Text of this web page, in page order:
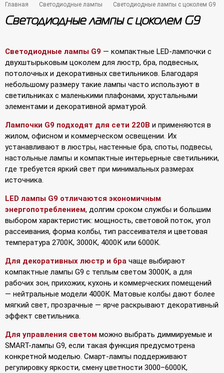
Главная Светодиодные лампы Светодиодные лампы с цоколем G9
Светодиодные лампы с цоколем G9
Светодиодные лампы G9 — компактные LED-лампочки с
двухштырьковым цоколем для люстр, бра, подвесных,
потолочных и декоративных светильников. Благодаря
небольшому размеру такие лампы часто используют в
светильниках с маленькими плафонами, хрустальными
элементами и декоративной арматурой.
Лампочки G9 подходят для сети 220В и применяются в
жилом, офисном и коммерческом освещении. Их
устанавливают в люстры, настенные бра, споты, подвесы,
настольные лампы и компактные интерьерные светильники,
где требуется яркий свет при минимальных размерах
источника.
LED лампы G9 отличаются экономичным
энергопотреблением, долгим сроком службы и большим
выбором характеристик: мощность, световой поток, угол
рассеивания, форма колбы, тип рассеивателя и цветовая
температура 2700К, 3000К, 4000К или 6000К.
Для декоративных люстр и бра чаще выбирают
компактные лампы G9 с теплым светом 3000К, а для
рабочих зон, прихожих, кухонь и коммерческих помещений
— нейтральные модели 4000К. Матовые колбы дают более
мягкий свет, прозрачные — ярче раскрывают декоративный
эффект светильника.
Для управления светом можно выбрать диммируемые и
SMART-лампы G9, если такая функция предусмотрена
конкретной моделью. Смарт-лампы поддерживают
регулировку яркости, смену цветности 3000–6000К,